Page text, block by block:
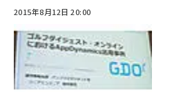
2015年8月12日 20:00